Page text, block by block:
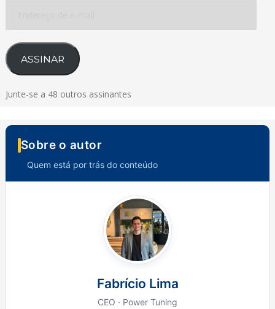
e-
mail
ASSINAR
Junte-se a 48 outros assinantes
Sobre o autor
Quem está por trás do conteúdo
Fabrício Lima
CEO · Power Tuning